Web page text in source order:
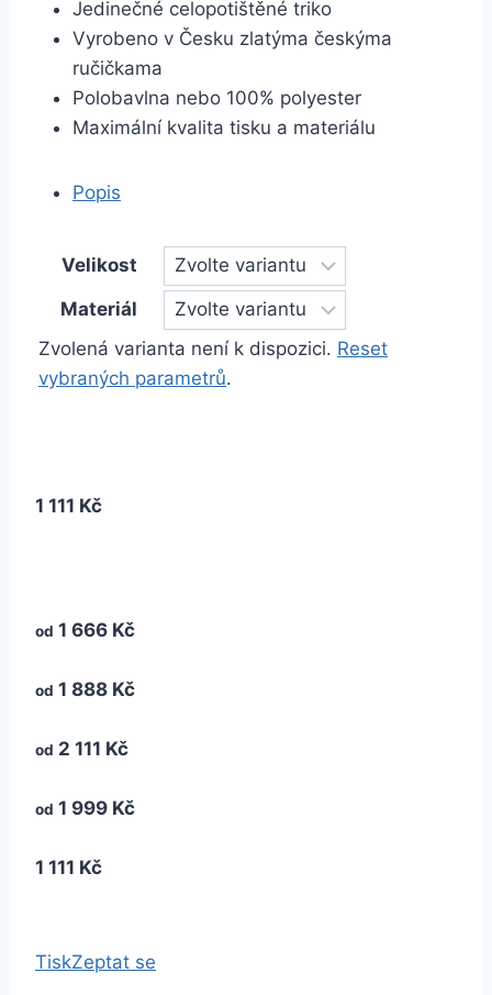
Jedinečné celopotištěné triko
Vyrobeno v Česku zlatýma českýma
ručičkama
Polobavlna nebo 100% polyester
Maximální kvalita tisku a materiálu
Popis
Velikost
Materiál
Zvolená varianta není k dispozici. Reset
vybraných parametrů.
1 111 Kč
od 1 666 Kč
od 1 888 Kč
od 2 111 Kč
od 1 999 Kč
1 111 Kč
TiskZeptat se